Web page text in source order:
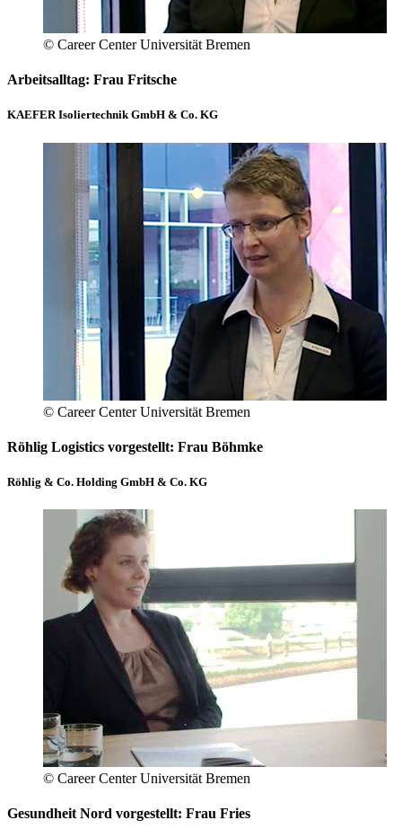
© Career Center Universität Bremen
Arbeitsalltag: Frau Fritsche
KAEFER Isoliertechnik GmbH & Co. KG
© Career Center Universität Bremen
Röhlig Logistics vorgestellt: Frau Böhmke
Röhlig & Co. Holding GmbH & Co. KG
© Career Center Universität Bremen
Gesundheit Nord vorgestellt: Frau Fries